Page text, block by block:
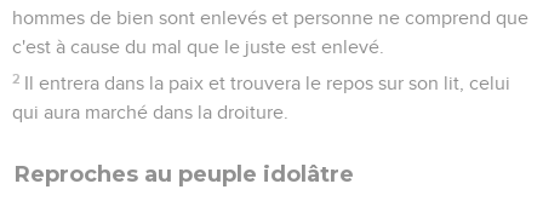
hommes de bien sont enlevés et personne ne comprend que
c'est à cause du mal que le juste est enlevé.
2 Il entrera dans la paix et trouvera le repos sur son lit, celui
qui aura marché dans la droiture.
Reproches au peuple idolâtre